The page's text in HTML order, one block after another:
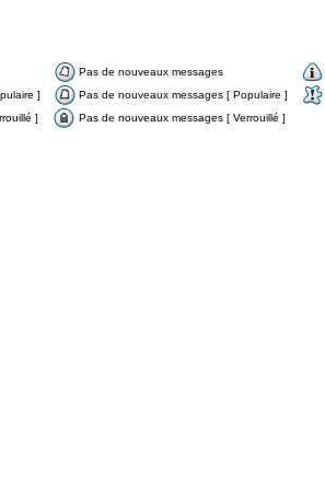
Pas de nouveaux messages
]
Pas de nouveaux messages [ Populaire ]
]
Pas de nouveaux messages [ Verrouillé ]